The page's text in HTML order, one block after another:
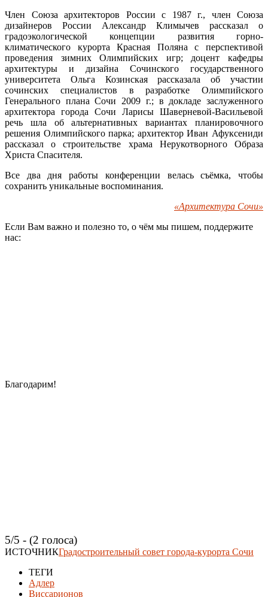
Член Союза архитекторов России с 1987 г., член Союза
дизайнеров России Александр Климычев рассказал о
градоэкологической концепции развития горно-
климатического курорта Красная Поляна с перспективой
проведения зимних Олимпийских игр; доцент кафедры
архитектуры и дизайна Сочинского государственного
университета Ольга Козинская рассказала об участии
сочинских специалистов в разработке Олимпийского
Генерального плана Сочи 2009 г.; в докладе заслуженного
архитектора города Сочи Ларисы Шаверневой-Васильевой
речь шла об альтернативных вариантах планировочного
решения Олимпийского парка; архитектор Иван Афуксениди
рассказал о строительстве храма Нерукотворного Образа
Христа Спасителя.
Все два дня работы конференции велась съёмка, чтобы
сохранить уникальные воспоминания.
«Архитектура Сочи»
Если Вам важно и полезно то, о чём мы пишем, поддержите
нас:
Благодарим!
5/5 - (2 голоса)
ИСТОЧНИКГрадостроительный совет города-курорта Сочи
ТЕГИ
Адлер
Виссарионов